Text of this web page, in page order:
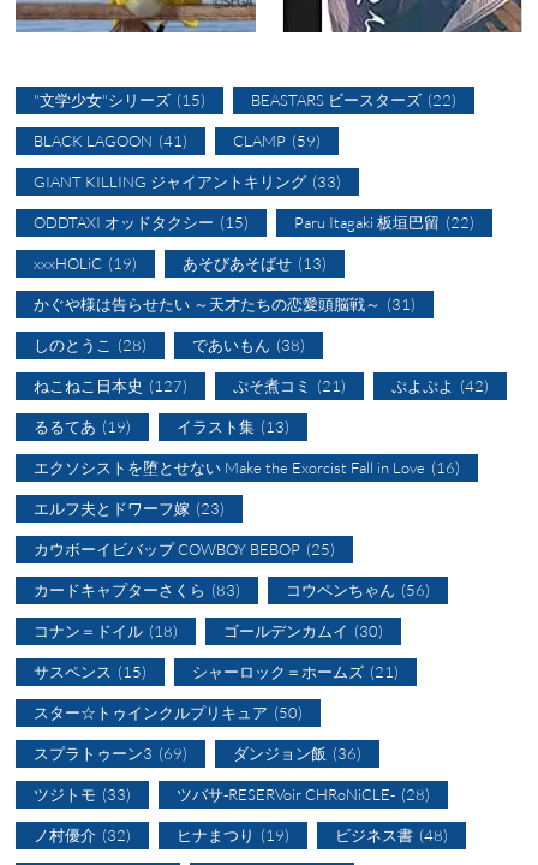
"文学少女"シリーズ (15) BEASTARS ビースターズ (22)
BLACK LAGOON (41) CLAMP (59)
GIANT KILLING ジャイアントキリング (33)
ODDTAXI オッドタクシー (15) Paru Itagaki 板垣巴留 (22)
xxxHOLiC (19) あそびあそばせ (13)
かぐや様は告らせたい ～天才たちの恋愛頭脳戦～ (31)
しのとうこ (28) であいもん (38)
ねこねこ日本史 (127) ぷそ煮コミ (21) ぷよぷよ (42)
るるてあ (19) イラスト集 (13)
エクソシストを堕とせない Make the Exorcist Fall in Love (16)
エルフ夫とドワーフ嫁 (23)
カウボーイビバップ COWBOY BEBOP (25)
カードキャプターさくら (83) コウペンちゃん (56)
コナン＝ドイル (18) ゴールデンカムイ (30)
サスペンス (15) シャーロック＝ホームズ (21)
スター☆トゥインクルプリキュア (50)
スプラトゥーン3 (69) ダンジョン飯 (36)
ツジトモ (33) ツバサ-RESERVoir CHRoNiCLE- (28)
ノ村優介 (32) ヒナまつり (19) ビジネス書 (48)